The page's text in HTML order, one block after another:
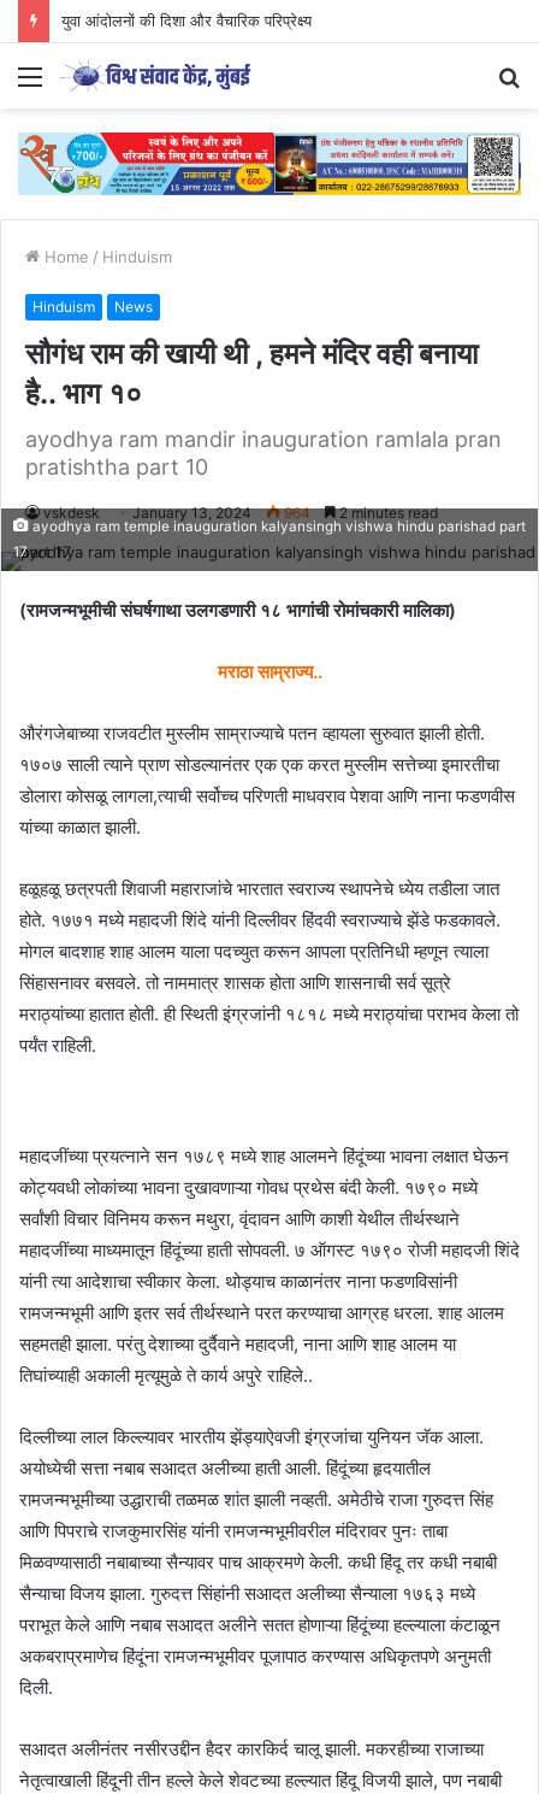
युवा आंदोलनों की दिशा और वैचारिक परिप्रेक्ष्य
Menu
Home / Hinduism
Hinduism News
सौगंध राम की खायी थी , हमने मंदिर वही बनाया
है.. भाग १०
ayodhya ram mandir inauguration ramlala pran
pratishtha part 10
vskdesk January 13, 2024 964 2 minutes read
ayodhya ram temple inauguration kalyansingh vishwa hindu parishad part
17
(रामजन्मभूमीची संघर्षगाथा उलगडणारी १८ भागांची रोमांचकारी मालिका)
मराठा साम्राज्य..
औरंगजेबाच्या राजवटीत मुस्लीम साम्राज्याचे पतन व्हायला सुरुवात झाली होती.
१७०७ साली त्याने प्राण सोडल्यानंतर एक एक करत मुस्लीम सत्तेच्या इमारतीचा
डोलारा कोसळू लागला,त्याची सर्वोच्च परिणती माधवराव पेशवा आणि नाना फडणवीस
यांच्या काळात झाली.
हळूहळू छत्रपती शिवाजी महाराजांचे भारतात स्वराज्य स्थापनेचे ध्येय तडीला जात
होते. १७७१ मध्ये महादजी शिंदे यांनी दिल्लीवर हिंदवी स्वराज्याचे झेंडे फडकावले.
मोगल बादशाह शाह आलम याला पदच्युत करून आपला प्रतिनिधी म्हणून त्याला
सिंहासनावर बसवले. तो नाममात्र शासक होता आणि शासनाची सर्व सूत्रे
मराठ्यांच्या हातात होती. ही स्थिती इंग्रजांनी १८१८ मध्ये मराठ्यांचा पराभव केला तो
पर्यंत राहिली.
महादजींच्या प्रयत्नाने सन १७८९ मध्ये शाह आलमने हिंदूंच्या भावना लक्षात घेऊन
कोट्यवधी लोकांच्या भावना दुखावणाऱ्या गोवध प्रथेस बंदी केली. १७९० मध्ये
सर्वांशी विचार विनिमय करून मथुरा, वृंदावन आणि काशी येथील तीर्थस्थाने
महादजींच्या माध्यमातून हिंदूंच्या हाती सोपवली. ७ ऑगस्ट १७९० रोजी महादजी शिंदे
यांनी त्या आदेशाचा स्वीकार केला. थोड्याच काळानंतर नाना फडणविसांनी
रामजन्मभूमी आणि इतर सर्व तीर्थस्थाने परत करण्याचा आग्रह धरला. शाह आलम
सहमतही झाला. परंतु देशाच्या दुर्दैवाने महादजी, नाना आणि शाह आलम या
तिघांच्याही अकाली मृत्यूमुळे ते कार्य अपुरे राहिले..
दिल्लीच्या लाल किल्ल्यावर भारतीय झेंड्याऐवजी इंग्रजांचा युनियन जॅक आला.
अयोध्येची सत्ता नबाब सआदत अलीच्या हाती आली. हिंदूंच्या हृदयातील
रामजन्मभूमीच्या उद्धाराची तळमळ शांत झाली नव्हती. अमेठीचे राजा गुरुदत्त सिंह
आणि पिपराचे राजकुमारसिंह यांनी रामजन्मभूमीवरील मंदिरावर पुनः ताबा
मिळवण्यासाठी नबाबाच्या सैन्यावर पाच आक्रमणे केली. कधी हिंदू तर कधी नबाबी
सैन्याचा विजय झाला. गुरुदत्त सिंहांनी सआदत अलीच्या सैन्याला १७६३ मध्ये
पराभूत केले आणि नबाब सआदत अलीने सतत होणाऱ्या हिंदूंच्या हल्ल्याला कंटाळून
अकबराप्रमाणेच हिंदूंना रामजन्मभूमीवर पूजापाठ करण्यास अधिकृतपणे अनुमती
दिली.
सआदत अलीनंतर नसीरउद्दीन हैदर कारकिर्द चालू झाली. मकरहीच्या राजाच्या
नेतृत्वाखाली हिंदूनी तीन हल्ले केले शेवटच्या हल्ल्यात हिंदू विजयी झाले, पण नबाबी